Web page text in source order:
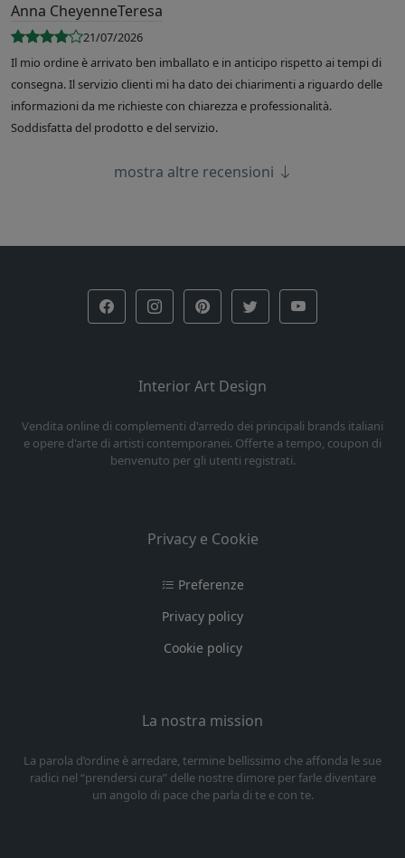
Anna CheyenneTeresa
21/07/2026
Il mio ordine è arrivato ben imballato e in anticipo rispetto ai tempi di
consegna. Il servizio clienti mi ha dato dei chiarimenti a riguardo delle
informazioni da me richieste con chiarezza e professionalità.
Soddisfatta del prodotto e del servizio.
mostra altre recensioni
Interior Art Design
Vendita online di complementi d'arredo dei principali brands italiani
e opere d'arte di artisti contemporanei. Offerte a tempo, coupon di
benvenuto per gli utenti registrati.
Privacy e Cookie
Preferenze
Privacy policy
Cookie policy
La nostra mission
La parola d’ordine è arredare, termine bellissimo che affonda le sue
radici nel “prendersi cura” delle nostre dimore per farle diventare
un angolo di pace che parla di te e con te.